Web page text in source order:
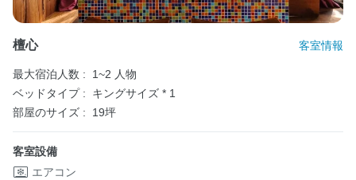
檀心 客室情報
最大宿泊人数 :
1~2 人物
ベッドタイプ :
キングサイズ * 1
部屋のサイズ :
19坪
客室設備
エアコン